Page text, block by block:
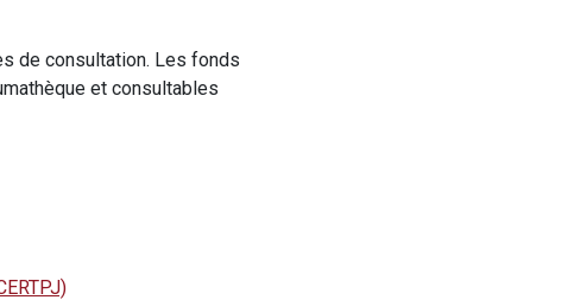
de consultation. Les fonds
et consultables